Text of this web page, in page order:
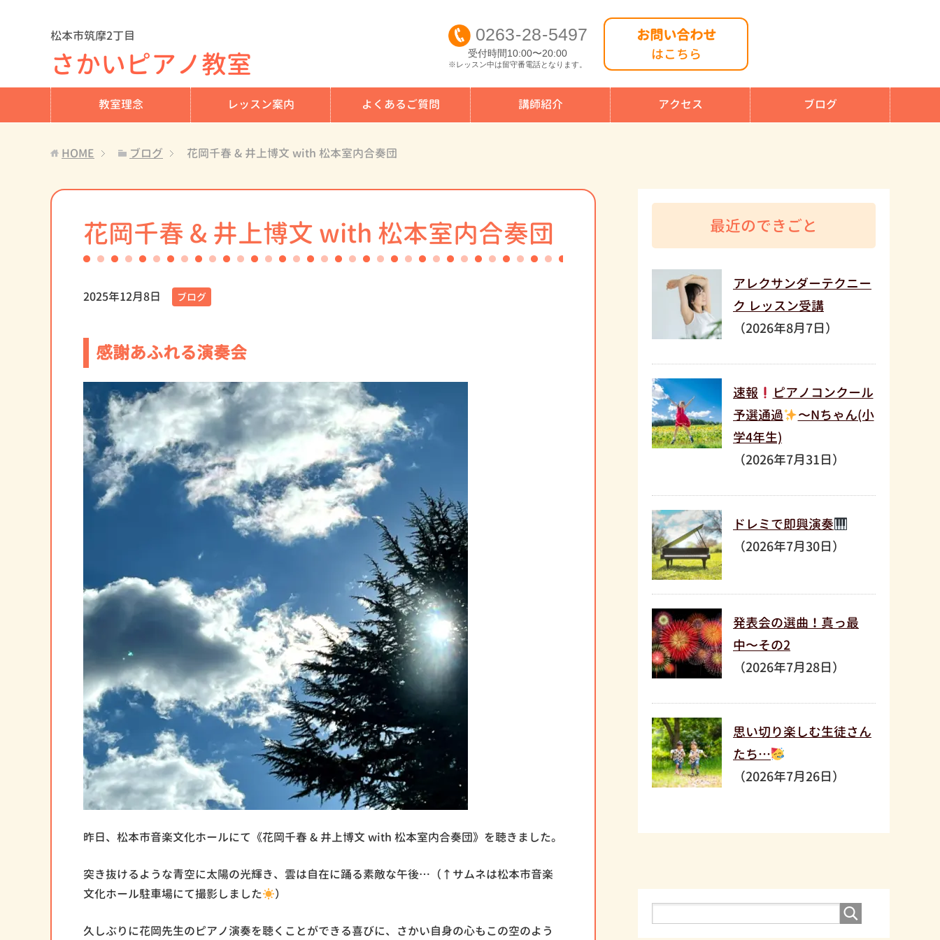
松本市筑摩2丁目
さかいピアノ教室
0263-28-5497
受付時間10:00〜20:00
※レッスン中は留守番電話となります。
お問い合わせ
はこちら
教室理念 レッスン案内 よくあるご質問 講師紹介 アクセス ブログ
HOME ブログ 花岡千春 & 井上博文 with 松本室内合奏団
花岡千春 & 井上博文 with 松本室内合奏団
2025年12月8日 ブログ
感謝あふれる演奏会
昨日、松本市音楽文化ホールにて《花岡千春 & 井上博文 with 松本室内合奏団》を聴きました。
突き抜けるような青空に太陽の光輝き、雲は自在に踊る素敵な午後…（↑サムネは松本市音楽
文化ホール駐車場にて撮影しました
）
久しぶりに花岡先生のピアノ演奏を聴くことができる喜びに、さかい自身の心もこの空のよう
最近のできごと
アレクサンダーテクニー
ク レッスン受講
（2026年8月7日）
速報
ピアノコンクール
予選通過
〜Nちゃん(小
学4年生)
（2026年7月31日）
ドレミで即興演奏
（2026年7月30日）
発表会の選曲！真っ最
中〜その2
（2026年7月28日）
思い切り楽しむ生徒さん
たち…
（2026年7月26日）